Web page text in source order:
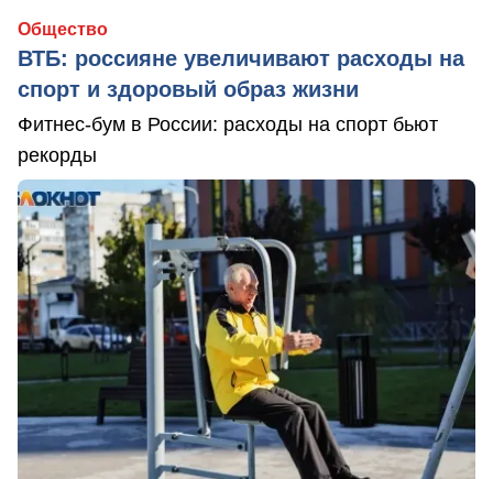
Общество
ВТБ: россияне увеличивают расходы на
спорт и здоровый образ жизни
Фитнес-бум в России: расходы на спорт бьют
рекорды